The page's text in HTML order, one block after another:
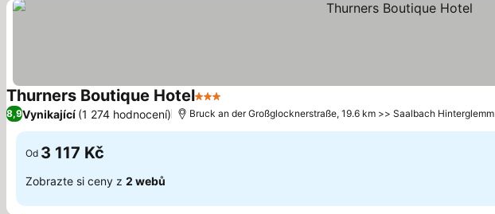
Thurners Boutique Hotel3 Počet hvězdiček
8,9Vynikající (1 274 hodnocení) Bruck an der Großglocknerstraße, 19.6 km >> Saalbach Hinterglemm
Od 3 117 Kč
Zobrazte si ceny z 2 webů